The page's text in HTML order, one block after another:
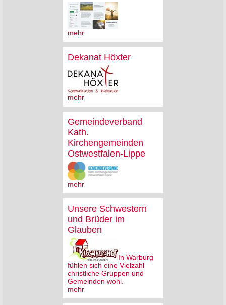
mehr
Dekanat Höxter
mehr
Gemeindeverband
Kath.
Kirchengemeinden
Ostwestfalen-Lippe
mehr
Unsere Schwestern
und Brüder im
Glauben
In Warburg
fühlen sich eine Vielzahl
christliche Gruppen und
Gemeinden wohl.
mehr